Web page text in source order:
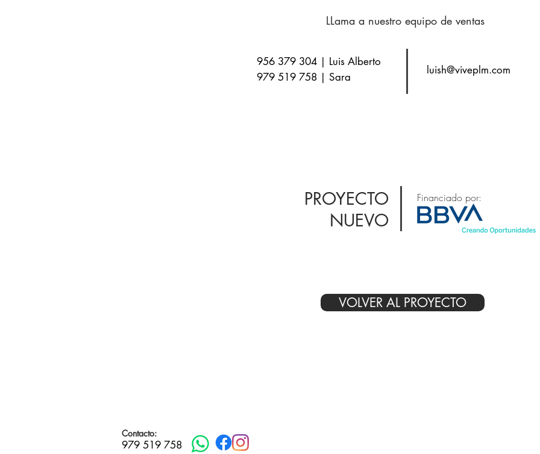
LLama a nuestro equipo de ventas
luish@viveplm.com
979 519 758 | Sara
956 379 304 | Luis Alberto
PROYECTO
NUEVO
Financiado por:
VOLVER AL PROYECTO
Contacto:
979 519 758